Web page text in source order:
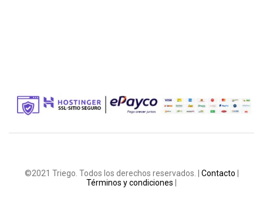
©2021 Triego. Todos los derechos reservados. | Contacto
Términos y condiciones